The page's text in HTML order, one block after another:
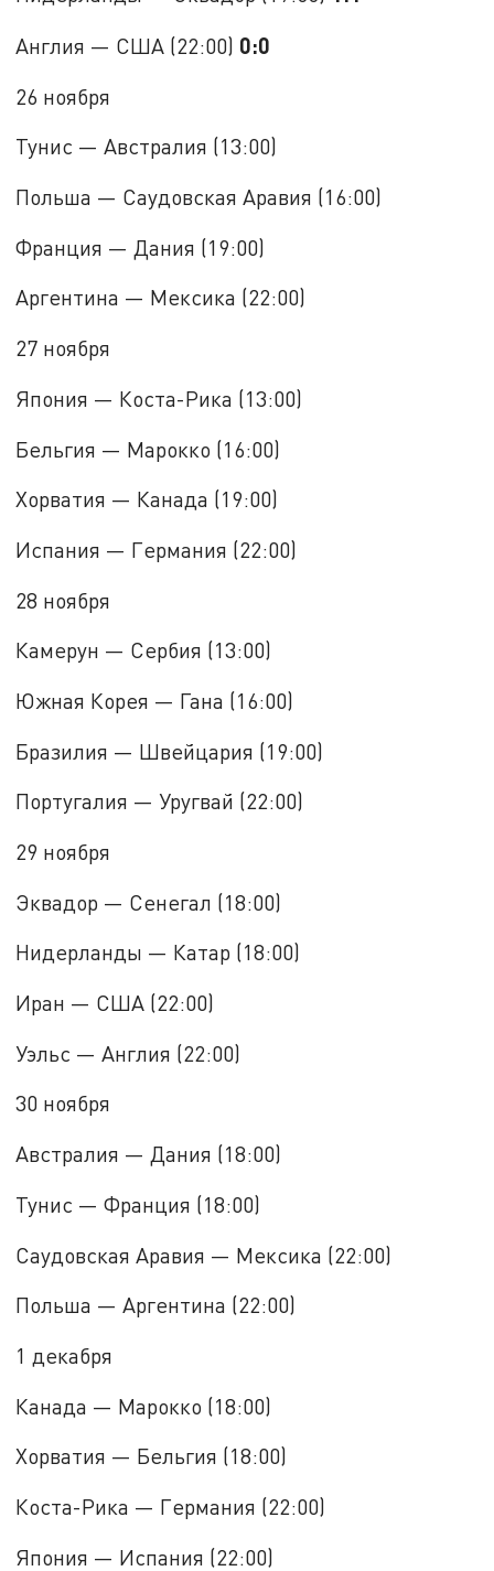
Англия — США (22:00) 0:0
26 ноября
Тунис — Австралия (13:00)
Польша — Саудовская Аравия (16:00)
Франция — Дания (19:00)
Аргентина — Мексика (22:00)
27 ноября
Япония — Коста-Рика (13:00)
Бельгия — Марокко (16:00)
Хорватия — Канада (19:00)
Испания — Германия (22:00)
28 ноября
Камерун — Сербия (13:00)
Южная Корея — Гана (16:00)
Бразилия — Швейцария (19:00)
Португалия — Уругвай (22:00)
29 ноября
Эквадор — Сенегал (18:00)
Нидерланды — Катар (18:00)
Иран — США (22:00)
Уэльс — Англия (22:00)
30 ноября
Австралия — Дания (18:00)
Тунис — Франция (18:00)
Саудовская Аравия — Мексика (22:00)
Польша — Аргентина (22:00)
1 декабря
Канада — Марокко (18:00)
Хорватия — Бельгия (18:00)
Коста-Рика — Германия (22:00)
Япония — Испания (22:00)